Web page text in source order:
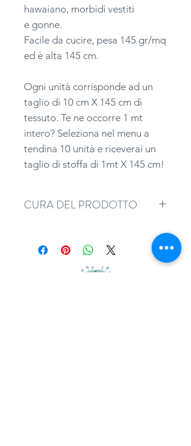
hawaiano, morbidi vestiti
e gonne.
Facile da cucire, pesa 145 gr/mq
ed è alta 145 cm.
Ogni unità corrisponde ad un
taglio di 10 cm X 145 cm di
tessuto. Te ne occorre 1 mt
intero? Seleziona nel menu a
tendina 10 unità e riceverai un
taglio di stoffa di 1mt X 145 cm!
CURA DEL PRODOTTO
Si consiglia di bagnare il tessuto
prima di procedere al taglio e